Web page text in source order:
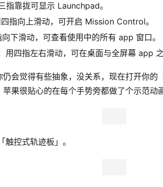
指靠拢可显示 Launchpad。
四指向上滑动，可开启 Mission Control。
向下滑动，可查看使用中的所有 app 窗口。
用四指左右滑动，可在桌面与全屏幕 app 之
会觉得有些抽象，没关系，现在打开你
果很贴心的在每个手势旁都做了个示范动画
控式轨迹板」。